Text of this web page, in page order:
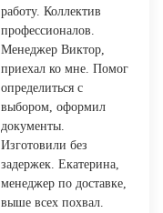
работу. Коллектив
профессионалов.
Менеджер Виктор,
приехал ко мне. Помог
определиться с
выбором, оформил
документы.
Изготовили без
задержек. Екатерина,
менеджер по доставке,
выше всех похвал.